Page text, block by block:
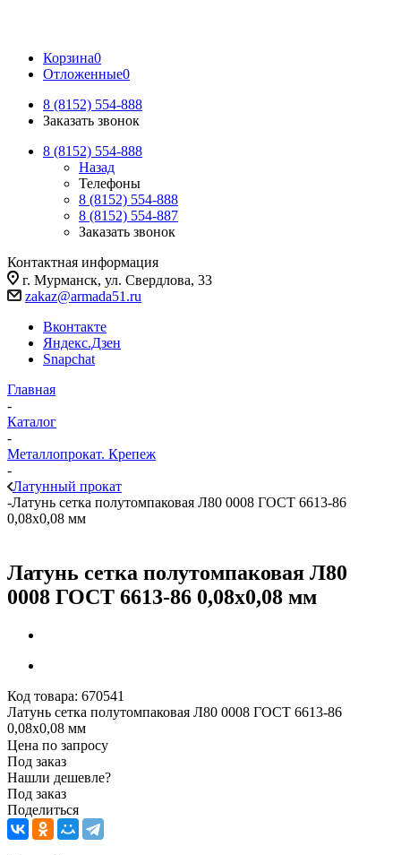
Корзина0
Отложенные0
8 (8152) 554-888
Заказать звонок
8 (8152) 554-888
Назад
Телефоны
8 (8152) 554-888
8 (8152) 554-887
Заказать звонок
Контактная информация
г. Мурманск, ул. Свердлова, 33
zakaz@armada51.ru
Вконтакте
Яндекс.Дзен
Snapchat
Главная
-
Каталог
-
Металлопрокат. Крепеж
-
Латунный прокат
-Латунь сетка полутомпаковая Л80 0008 ГОСТ 6613-86
0,08х0,08 мм
Латунь сетка полутомпаковая Л80
0008 ГОСТ 6613-86 0,08х0,08 мм
Код товара: 670541
Латунь сетка полутомпаковая Л80 0008 ГОСТ 6613-86
0,08х0,08 мм
Цена по запросу
Под заказ
Нашли дешевле?
Под заказ
Поделиться